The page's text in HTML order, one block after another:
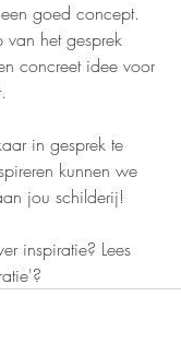
goed concept.
het gesprek
concreet idee voor
in gesprek te
kunnen we
jou schilderij!
inspiratie? Lees